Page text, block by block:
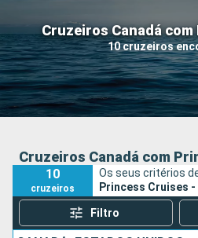
Cruzeiros Canadá
10 cruzeiros
Quando ir?
Data de partida
Portos
Cruzeiros Canadá com
10
cruzeiros
Os seus critérios
Princess Cruises -
Filtro